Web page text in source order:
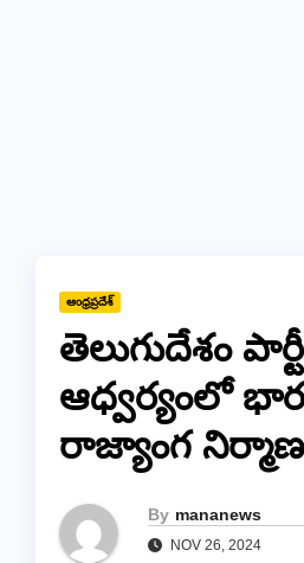
ఆంధ్రప్రదేశ్
తెలుగుదేశం పార్టీ
ఆధ్వర్యంలో
రాజ్యాంగ
By mananews
NOV 26, 2024